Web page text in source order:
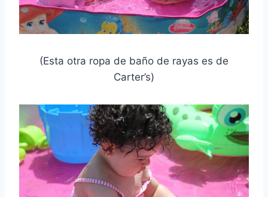
(Esta otra ropa de baño de rayas es de
Carter’s)